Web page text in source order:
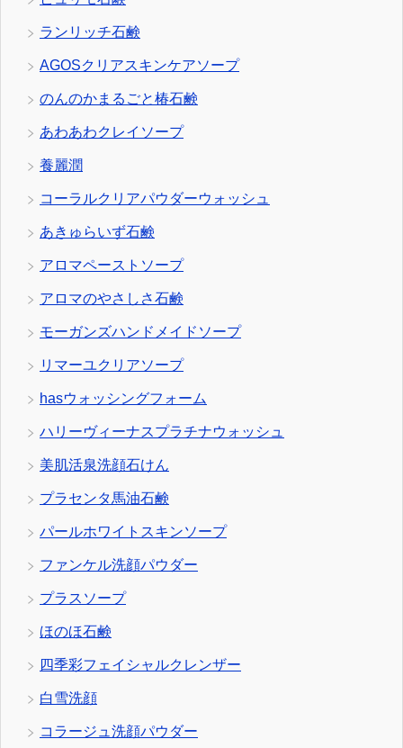
ランリッチ石鹸
AGOSクリアスキンケアソープ
のんのかまるごと椿石鹸
あわあわクレイソープ
養麗潤
コーラルクリアパウダーウォッシュ
あきゅらいず石鹸
アロマペーストソープ
アロマのやさしさ石鹸
モーガンズハンドメイドソープ
リマーユクリアソープ
hasウォッシングフォーム
ハリーヴィーナスプラチナウォッシュ
美肌活泉洗顔石けん
プラセンタ馬油石鹸
パールホワイトスキンソープ
ファンケル洗顔パウダー
プラスソープ
ほのほ石鹸
四季彩フェイシャルクレンザー
白雪洗顔
コラージュ洗顔パウダー